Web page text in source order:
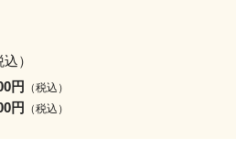
込）
円 （税込）
円 （税込）